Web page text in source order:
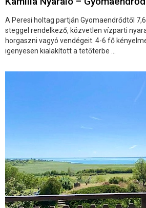
A Peresi holtag partján Gyomaendrődtől
steggel rendelkező, közvetlen vízparti
horgaszni vagyó vendégeit. 4-6 fő
igenyesen kialakított a tetőterbe ...